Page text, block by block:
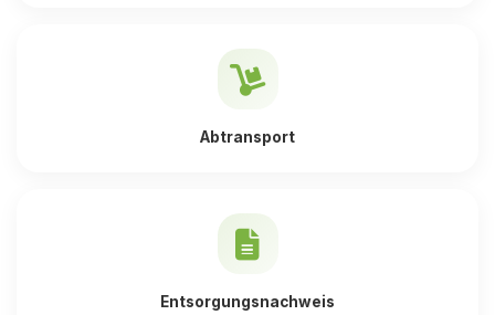
Abtransport
Entsorgungsnachweis